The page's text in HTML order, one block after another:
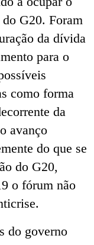
G20. Foram
da dívida
para o
como forma
da
avanço
do que se
do G20,
o fórum não
do governo